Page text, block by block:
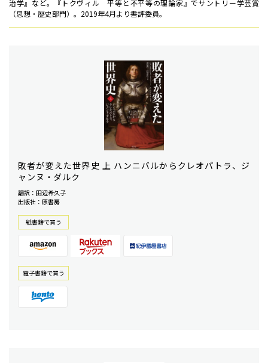
治学』など。『トクヴィル 平等と不平等の理論家』でサントリー学芸賞
（思想・歴史部門）。2019年4月より書評委員。
敗者が変えた世界史 上 ハンニバルからクレオパトラ、ジ
ャンヌ・ダルク
翻訳：田辺希久子
出版社：原書房
紙書籍で買う
電⼦書籍で買う